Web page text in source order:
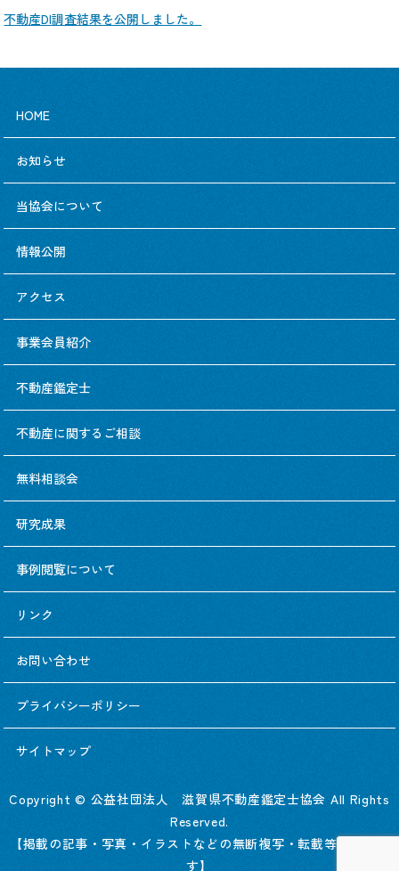
不動産DI調査結果を公開しました。
HOME
お知らせ
当協会について
情報公開
アクセス
事業会員紹介
不動産鑑定士
不動産に関するご相談
無料相談会
研究成果
事例閲覧について
リンク
お問い合わせ
プライバシーポリシー
サイトマップ
Copyright © 公益社団法人 滋賀県不動産鑑定士協会 All Rights
Reserved.
【掲載の記事・写真・イラストなどの無断複写・転載等を禁じま
す】